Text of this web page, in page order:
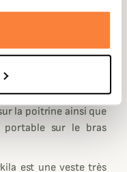
le paysage grâce
d'une capuche
pour les pouces, de
la poitrine ainsi que
portable sur le bras
est une veste très